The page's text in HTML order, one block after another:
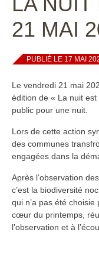
21 MAI
PUBLIÉ LE 17 MAI
Le vendredi 21 mai
édition de « La nuit
public pour une nuit.
Lors de cette action
des communes
engagées dans la
Après l’observation
c’est la biodiversité
qui n’a pas été
cœur du printemps,
l’observation et à